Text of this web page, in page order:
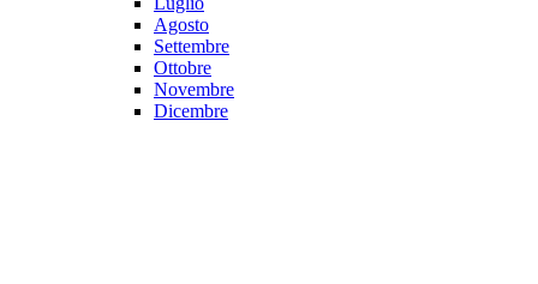
Agosto
Settembre
Ottobre
Novembre
Dicembre